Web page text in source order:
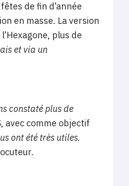
de fin d’année
en masse. La version
plus de
et via un
constaté plus de
avec comme objectif
ont été très utiles.